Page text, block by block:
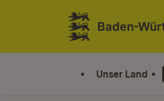
Zum Inhalt springen
Link zur Startseite
Unser Land